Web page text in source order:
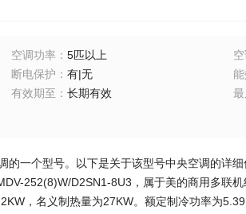
空调功率 ： 5匹以上
断电保护 ： 有|无
有效期至 ： 长期有效
一个型号‌。以下是关于该型号中央空调的详细
252(8)W/D2SN1-8U3，属于美的商用多联机
，名义制热量为27KW。额定制冷功率为